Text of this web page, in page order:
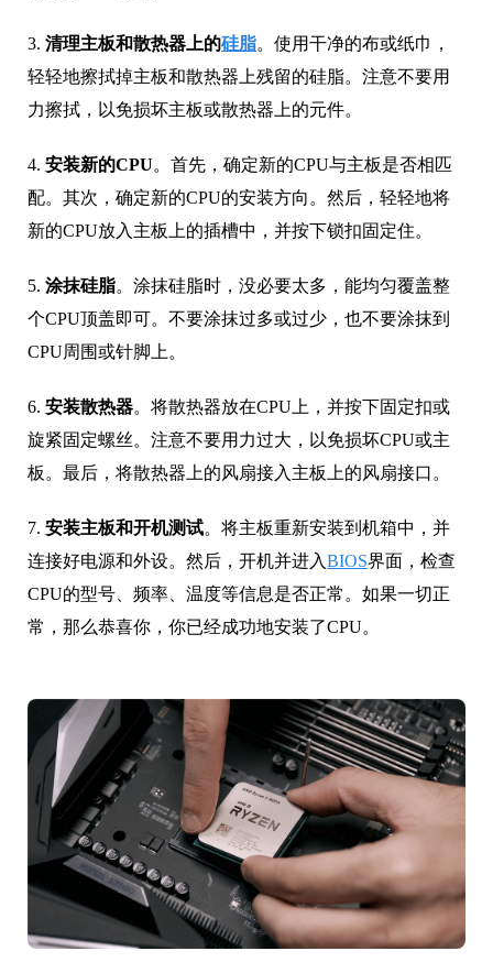
3. 清理主板和散热器上的硅脂。使用干净的布或纸巾，
轻轻地擦拭掉主板和散热器上残留的硅脂。注意不要用
力擦拭，以免损坏主板或散热器上的元件。
4. 安装新的CPU。首先，确定新的CPU与主板是否相匹
配。其次，确定新的CPU的安装方向。然后，轻轻地将
新的CPU放入主板上的插槽中，并按下锁扣固定住。
5. 涂抹硅脂。涂抹硅脂时，没必要太多，能均匀覆盖整
个CPU顶盖即可。不要涂抹过多或过少，也不要涂抹到
CPU周围或针脚上。
6. 安装散热器。将散热器放在CPU上，并按下固定扣或
旋紧固定螺丝。注意不要用力过大，以免损坏CPU或主
板。最后，将散热器上的风扇接入主板上的风扇接口。
7. 安装主板和开机测试。将主板重新安装到机箱中，并
连接好电源和外设。然后，开机并进入BIOS界面，检查
CPU的型号、频率、温度等信息是否正常。如果一切正
常，那么恭喜你，你已经成功地安装了CPU。